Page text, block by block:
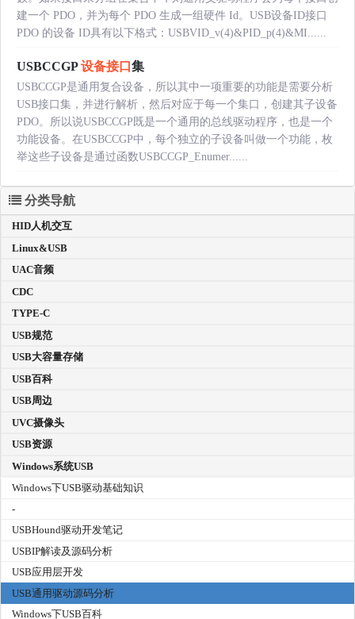
建一个 PDO，并为每个 PDO 生成一组硬件 Id。USB设备ID接口
PDO 的设备 ID具有以下格式：USBVID_v(4)&PID_p(4)&MI......
USBCCGP设备接口 集
USBCCGP是通用复合设备，所以其中一项重要的功能是需要分析
USB接口集，并进行解析，然后对应于每一个集口，创建其子设备
PDO。所以说USBCCGP既是一个通用的总线驱动程序，也是一个
功能设备。在USBCCGP中，每个独立的子设备叫做一个功能，枚
举这些子设备是通过函数USBCCGP_Enumer......
分类导航
HID人机交互
Linux&USB
UAC音频
CDC
TYPE-C
USB规范
USB大容量存储
USB百科
USB周边
UVC摄像头
USB资源
Windows系统USB
Windows下USB驱动基础知识
-
USBHound驱动开发笔记
USBIP解读及源码分析
USB应用层开发
USB通用驱动源码分析
Windows下USB百科